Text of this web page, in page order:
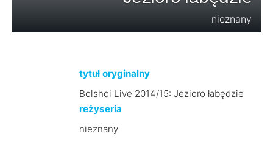
nieznany
tytuł oryginalny
Bolshoi Live 2014/15: Jezioro łabędzie
reżyseria
nieznany